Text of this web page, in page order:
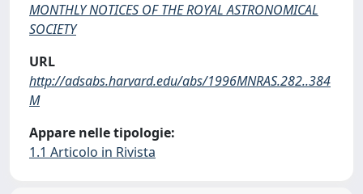
MONTHLY NOTICES OF THE ROYAL ASTRONOMICAL
SOCIETY
URL
http://adsabs.harvard.edu/abs/1996MNRAS.282..384
M
Appare nelle tipologie:
1.1 Articolo in Rivista